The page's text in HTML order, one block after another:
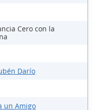
Cero con la
Darío
un Amigo